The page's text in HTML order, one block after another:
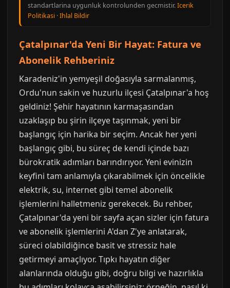
standartlarina uygunluk kontrolunden gecmistir.Icerik
Politikasi ·Ihlal Bildir
Çatalpınar'da Yeni Bir Hayat: Fatura ve
Abonelik Rehberiniz
Karadeniz'in yemyeşil doğasıyla sarmalanmış,
Ordu'nun sakin ve huzurlu ilçesi Çatalpınar'a hoş
geldiniz! Şehir hayatının karmaşasından
uzaklaşıp bu şirin ilçeye taşınmak, yeni bir
başlangıç için harika bir seçim. Ancak her yeni
başlangıç gibi, bu süreç de kendi içinde bazı
bürokratik adımları barındırıyor. Yeni evinizin
keyfini tam anlamıyla çıkarabilmek için öncelikle
elektrik, su, internet gibi temel abonelik
işlemlerini halletmeniz gerekecek. Bu rehber,
Çatalpınar'da yeni bir sayfa açan sizler için fatura
ve abonelik işlemlerini A'dan Z'ye anlatarak,
süreci olabildiğince basit ve stressiz hale
getirmeyi amaçlıyor. Tıpkı hayatın diğer
alanlarında olduğu gibi, doğru bilgi ve hazırlıkla